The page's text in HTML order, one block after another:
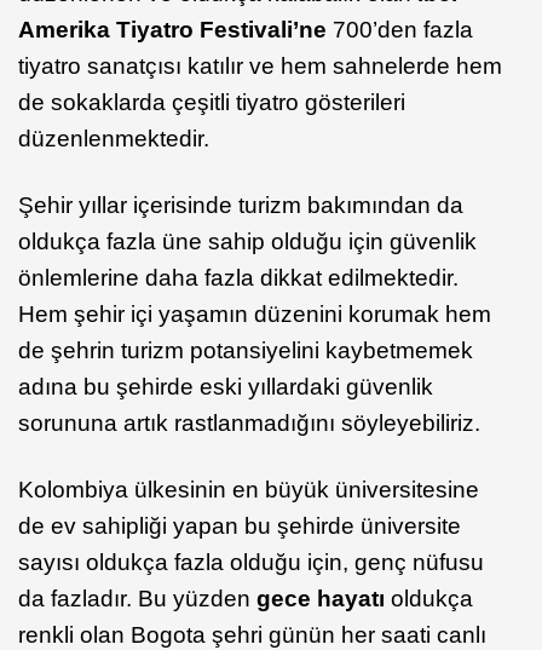
Amerika Tiyatro Festivali’ne 700’den fazla
tiyatro sanatçısı katılır ve hem sahnelerde hem
de sokaklarda çeşitli tiyatro gösterileri
düzenlenmektedir.
Şehir yıllar içerisinde turizm bakımından da
oldukça fazla üne sahip olduğu için güvenlik
önlemlerine daha fazla dikkat edilmektedir.
Hem şehir içi yaşamın düzenini korumak hem
de şehrin turizm potansiyelini kaybetmemek
adına bu şehirde eski yıllardaki güvenlik
sorununa artık rastlanmadığını söyleyebiliriz.
Kolombiya ülkesinin en büyük üniversitesine
de ev sahipliği yapan bu şehirde üniversite
sayısı oldukça fazla olduğu için, genç nüfusu
da fazladır. Bu yüzden gece hayatı oldukça
renkli olan Bogota şehri günün her saati canlı